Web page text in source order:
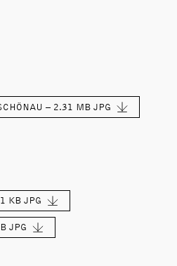
– 2.31 MB JPG
KB JPG
JPG